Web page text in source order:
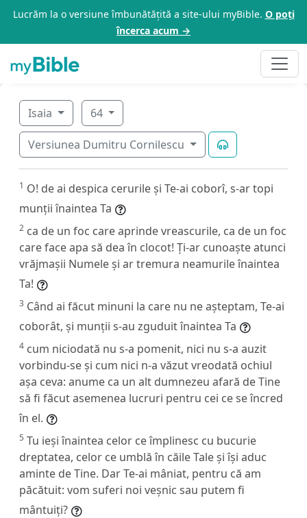
Lucrăm la o versiune îmbunătățită a site-ului myBible. O poți
încerca acum →
Isaia 64
Versiunea Dumitru Cornilescu
1 O! de ai despica cerurile și Te-ai coborî, s-ar topi
munții înaintea Ta
2 ca de un foc care aprinde vreascurile, ca de un foc
care face apa să dea în clocot! Ți-ar cunoaște atunci
vrăjmașii Numele și ar tremura neamurile înaintea
Ta!
3 Când ai făcut minuni la care nu ne așteptam, Te-ai
coborât, și munții s-au zguduit înaintea Ta
4 cum niciodată nu s-a pomenit, nici nu s-a auzit
vorbindu-se și cum nici n-a văzut vreodată ochiul
așa ceva: anume ca un alt dumnezeu afară de Tine
să fi făcut asemenea lucruri pentru cei ce se încred
în el.
5 Tu ieși înaintea celor ce împlinesc cu bucurie
dreptatea, celor ce umblă în căile Tale și își aduc
aminte de Tine. Dar Te-ai mâniat, pentru că am
păcătuit: vom suferi noi veșnic sau putem fi
mântuiți?